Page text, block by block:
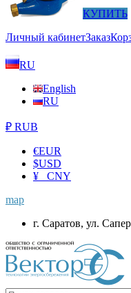
КУПИТЬ
Личный кабинетЗаказ
RU
English
RU
₽ RUB
€EUR
$USD
¥ CNY
map
г. Саратов, ул.